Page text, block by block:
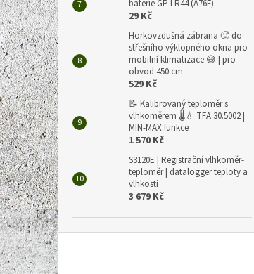
baterie GP LR44 (A76F)
29 Kč
Horkovzdušná zábrana 🥵 do
střešního výklopného okna pro
mobilní klimatizace 😅 | pro
obvod 450 cm
529 Kč
📝 Kalibrovaný teploměr s
vlhkoměrem 🌡️💧 TFA 30.5002 |
MIN-MAX funkce
1 570 Kč
S3120E | Registrační vlhkoměr-
teploměr | datalogger teploty a
vlhkosti
3 679 Kč
Z
á
p